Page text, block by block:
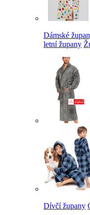
Dámské
letní župany
Dívčí župany